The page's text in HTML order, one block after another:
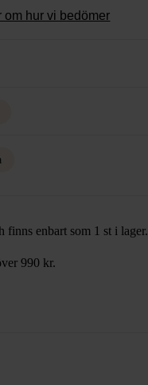
om hur vi bedömer
finns enbart som 1 st i lager.
990 kr.